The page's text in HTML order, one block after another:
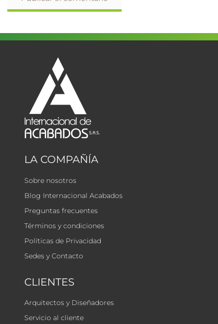
LA COMPAÑÍA
Sobre nosotros
Blog Internacional Acabados
Preguntas frecuentes
Términos y condiciones
Políticas de Privacidad
Sedes y Contacto
CLIENTES
Arquitectos y Diseñadores
Servicio al cliente